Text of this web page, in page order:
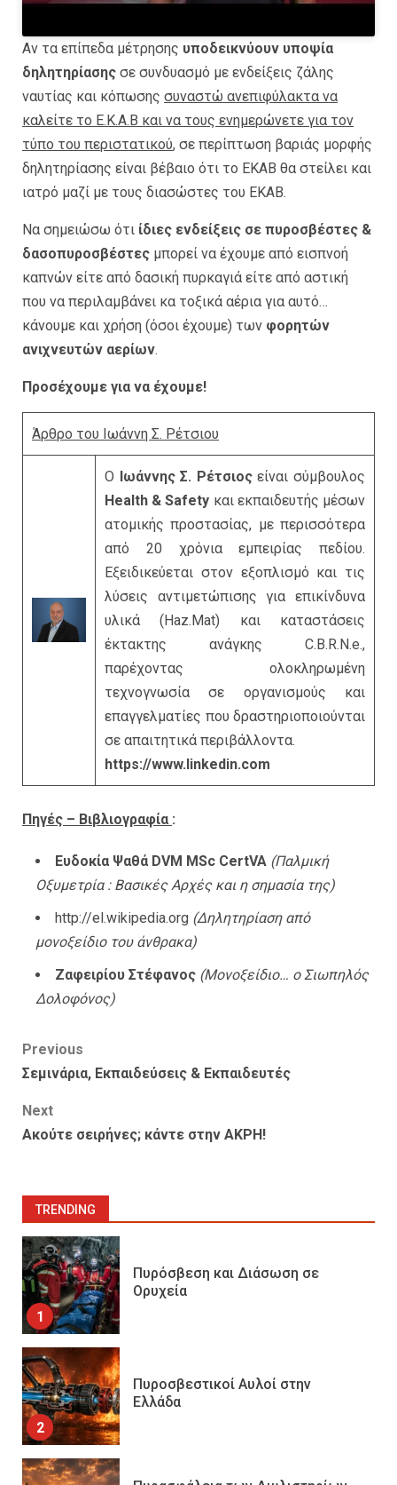
Αν τα επίπεδα μέτρησης υποδεικνύουν υποψία
δηλητηρίασης σε συνδυασμό με ενδείξεις ζάλης
ναυτίας και κόπωσης συναστώ ανεπιφύλακτα να
καλείτε το Ε.Κ.Α.Β και να τους ενημερώνετε για τον
τύπο του περιστατικού, σε περίπτωση βαριάς μορφής
δηλητηρίασης είναι βέβαιο ότι το ΕΚΑΒ θα στείλει και
ιατρό μαζί με τους διασώστες του ΕΚΑΒ.
Να σημειώσω ότι ίδιες ενδείξεις σε πυροσβέστες &
δασοπυροσβέστες μπορεί να έχουμε από εισπνοή
καπνών είτε από δασική πυρκαγιά είτε από αστική
που να περιλαμβάνει κα τοξικά αέρια για αυτό…
κάνουμε και χρήση (όσοι έχουμε) των φορητών
ανιχνευτών αερίων.
Προσέχουμε για να έχουμε!
Άρθρο του Ιωάννη Σ. Ρέτσιου
Ο Ιωάννης Σ. Ρέτσιοςείναι σύμβουλος
Health & Safety και εκπαιδευτής μέσων
ατομικής προστασίας, με περισσότερα
από 20 χρόνια εμπειρίας πεδίου.
Εξειδικεύεται στον εξοπλισμό και τις
λύσεις αντιμετώπισης για επικίνδυνα
υλικά (Haz.Mat) και καταστάσεις
έκτακτης ανάγκης C.B.R.N.e.,
παρέχοντας ολοκληρωμένη
τεχνογνωσία σε οργανισμούς και
επαγγελματίες που δραστηριοποιούνται
σε απαιτητικά περιβάλλοντα.
https://www.linkedin.com
Πηγές – Βιβλιογραφία :
Ευδοκία Ψαθά DVM MSc CertVA (Παλμική
Οξυμετρία : Βασικές Αρχές και η σημασία της)
http://el.wikipedia.org (Δηλητηρίαση από
μονοξείδιο του άνθρακα)
Ζαφειρίου Στέφανος (Mονοξείδιο… o Σιωπηλός
Δολοφόνος)
Post
navigation
Previous
Σεμινάρια, Εκπαιδεύσεις & Εκπαιδευτές
Next
Ακούτε σειρήνες; κάντε στην ΑΚΡΗ!
TRENDING
1
Πυρόσβεση και Διάσωση σε
Ορυχεία
2
Πυροσβεστικοί Αυλοί στην
Ελλάδα